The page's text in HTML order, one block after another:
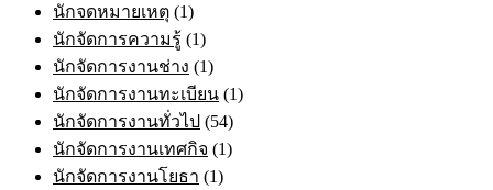
นักจดหมายเหตุ (1)
นักจัดการความรู้ (1)
นักจัดการงานช่าง (1)
นักจัดการงานทะเบียน (1)
นักจัดการงานทั่วไป (54)
นักจัดการงานเทศกิจ (1)
นักจัดการงานโยธา (1)